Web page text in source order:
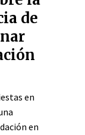
de
en
en